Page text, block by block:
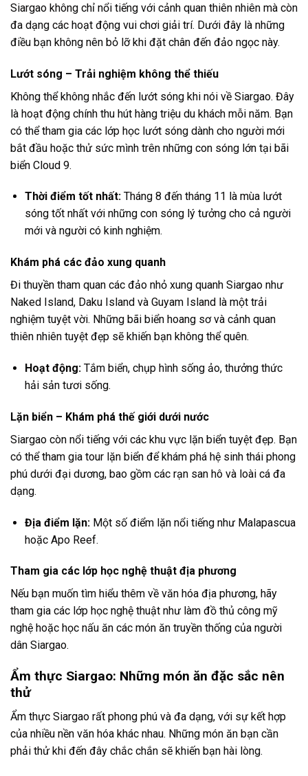
Siargao không chỉ nổi tiếng với cảnh quan thiên nhiên mà còn
đa dạng các hoạt động vui chơi giải trí. Dưới đây là những
điều bạn không nên bỏ lỡ khi đặt chân đến đảo ngọc này.
Lướt sóng – Trải nghiệm không thể thiếu
Không thể không nhắc đến lướt sóng khi nói về Siargao. Đây
là hoạt động chính thu hút hàng triệu du khách mỗi năm. Bạn
có thể tham gia các lớp học lướt sóng dành cho người mới
bắt đầu hoặc thử sức mình trên những con sóng lớn tại bãi
biển Cloud 9.
Thời điểm tốt nhất:Tháng 8 đến tháng 11 là mùa lướt
sóng tốt nhất với những con sóng lý tưởng cho cả người
mới và người có kinh nghiệm.
Khám phá các đảo xung quanh
Đi thuyền tham quan các đảo nhỏ xung quanh Siargao như
Naked Island, Daku Island và Guyam Island là một trải
nghiệm tuyệt vời. Những bãi biển hoang sơ và cảnh quan
thiên nhiên tuyệt đẹp sẽ khiến bạn không thể quên.
Hoạt động:Tắm biển, chụp hình sống ảo, thưởng thức
hải sản tươi sống.
Lặn biển – Khám phá thế giới dưới nước
Siargao còn nổi tiếng với các khu vực lặn biển tuyệt đẹp. Bạn
có thể tham gia tour lặn biển để khám phá hệ sinh thái phong
phú dưới đại dương, bao gồm các rạn san hô và loài cá đa
dạng.
Địa điểm lặn:Một số điểm lặn nổi tiếng như Malapascua
hoặc Apo Reef.
Tham gia các lớp học nghệ thuật địa phương
Nếu bạn muốn tìm hiểu thêm về văn hóa địa phương, hãy
tham gia các lớp học nghệ thuật như làm đồ thủ công mỹ
nghệ hoặc học nấu ăn các món ăn truyền thống của người
dân Siargao.
Ẩm thực Siargao: Những món ăn đặc sắc nên
thử
Ẩm thực Siargao rất phong phú và đa dạng, với sự kết hợp
của nhiều nền văn hóa khác nhau. Những món ăn bạn cần
phải thử khi đến đây chắc chắn sẽ khiến bạn hài lòng.